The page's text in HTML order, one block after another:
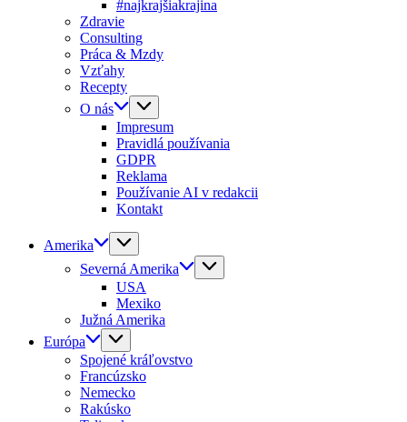
#najkrajšiakrajina
Zdravie
Consulting
Práca & Mzdy
Vzťahy
Recepty
O nás
Impresum
Pravidlá používania
GDPR
Reklama
Používanie AI v redakcii
Kontakt
Amerika
Severná Amerika
USA
Mexiko
Južná Amerika
Európa
Spojené kráľovstvo
Francúzsko
Nemecko
Rakúsko